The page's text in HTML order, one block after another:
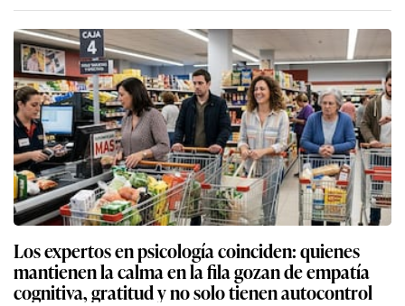
Los expertos en psicología coinciden: quienes
mantienen la calma en la fila gozan de empatía
cognitiva, gratitud y no solo tienen autocontrol